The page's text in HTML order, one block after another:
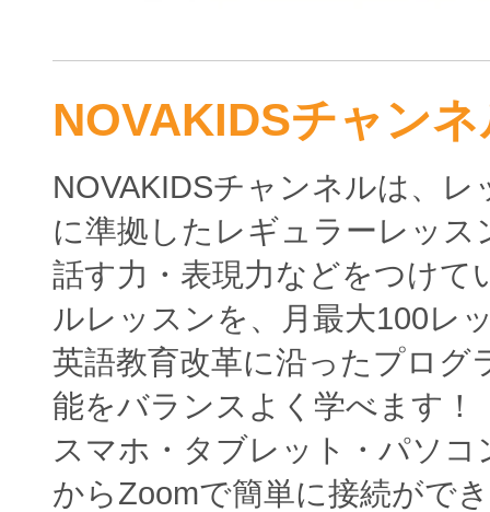
NOVAKIDSチャン
NOVAKIDSチャンネルは、
に準拠したレギュラーレッス
話す力・表現力などをつけて
ルレッスンを、月最大100レ
英語教育改革に沿ったプログ
能をバランスよく学べます！
スマホ・タブレット・パソ
からZoomで簡単に接続がで